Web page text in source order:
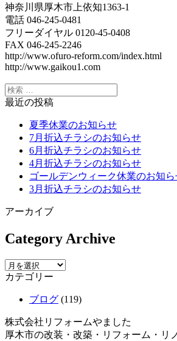
神奈川県厚木市上依知1363-1
電話 046-245-0481
フリーダイヤル 0120-45-0408
FAX 046-245-2246
http://www.ofuro-reform.com/index.html
http://www.gaikou1.com
最近の投稿
夏季休業のお知らせ
7月折込チラシのお知らせ
6月折込チラシのお知らせ
4月折込チラシのお知らせ
ゴールデンウィーク休業のお知ら
3月折込チラシのお知らせ
アーカイブ
Category Archive
カテゴリー
ブログ (119)
株式会社リフォームやました
厚木市の改装・改築・リフォーム・リ